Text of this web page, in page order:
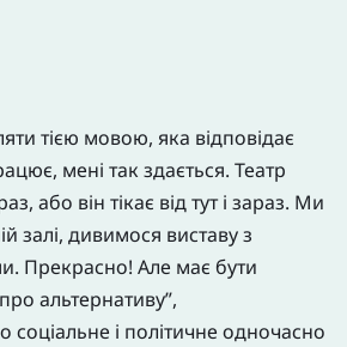
тією мовою, яка відповідає
мені так здається. Театр
або він тікає від тут і зараз. Ми
залі, дивимося виставу з
Прекрасно! Але має бути
альтернативу”,
соціальне і політичне одночасно